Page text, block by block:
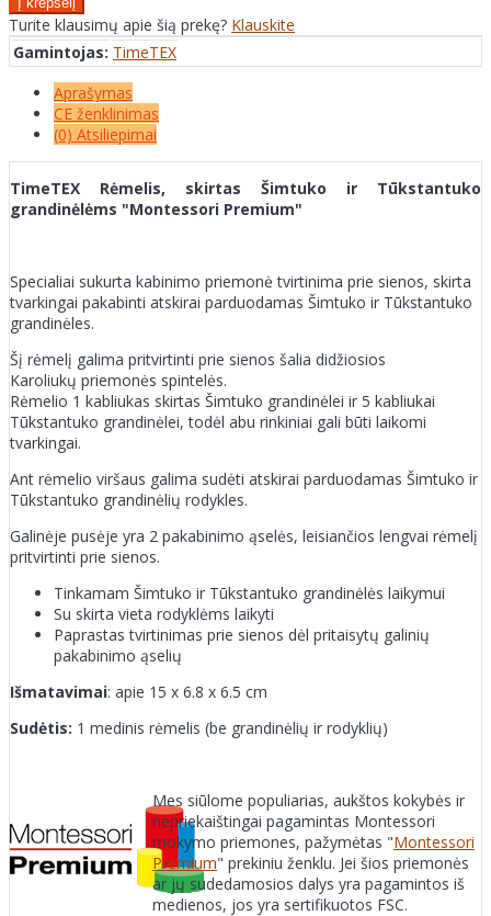
Turite klausimų apie šią prekę? Klauskite
Gamintojas: TimeTEX
Aprašymas
CE ženklinimas
(0) Atsiliepimai
TimeTEX Rėmelis, skirtas Šimtuko ir Tūkstantuko
grandinėlėms "Montessori Premium"
Specialiai sukurta kabinimo priemonė tvirtinima prie sienos, skirta
tvarkingai pakabinti atskirai parduodamas Šimtuko ir Tūkstantuko
grandinėles.
Šį rėmelį galima pritvirtinti prie sienos šalia didžiosios
Karoliukų priemonės spintelės.
Rėmelio 1 kabliukas skirtas Šimtuko grandinėlei ir 5 kabliukai
Tūkstantuko grandinėlei, todėl abu rinkiniai gali būti laikomi
tvarkingai.
Ant rėmelio viršaus galima sudėti atskirai parduodamas Šimtuko ir
Tūkstantuko grandinėlių rodykles.
Galinėje pusėje yra 2 pakabinimo ąselės, leisiančios lengvai rėmelį
pritvirtinti prie sienos.
Tinkamam Šimtuko ir Tūkstantuko grandinėlės laikymui
Su skirta vieta rodyklėms laikyti
Paprastas tvirtinimas prie sienos dėl pritaisytų galinių
pakabinimo ąselių
Išmatavimai: apie 15 x 6.8 x 6.5 cm
Sudėtis: 1 medinis rėmelis (be grandinėlių ir rodyklių)
Mes siūlome populiarias, aukštos kokybės ir
nepriekaištingai pagamintas Montessori
mokymo priemones, pažymėtas "Montessori
Premium" prekiniu ženklu. Jei šios priemonės
ar jų sudedamosios dalys yra pagamintos iš
medienos, jos yra sertifikuotos FSC.